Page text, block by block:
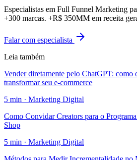
Especialistas em Full Funnel Marketing
+300 marcas. +R$ 350MM em receita
Falar com especialista
Leia também
Vender diretamente pelo ChatGPT: como
transformar seu e-commerce
5 min · Marketing Digital
Como Convidar Creators para o
Shop
5 min · Marketing Digital